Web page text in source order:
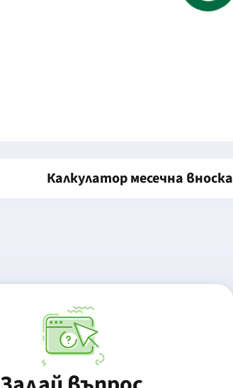
Калкулатор месечна вноска